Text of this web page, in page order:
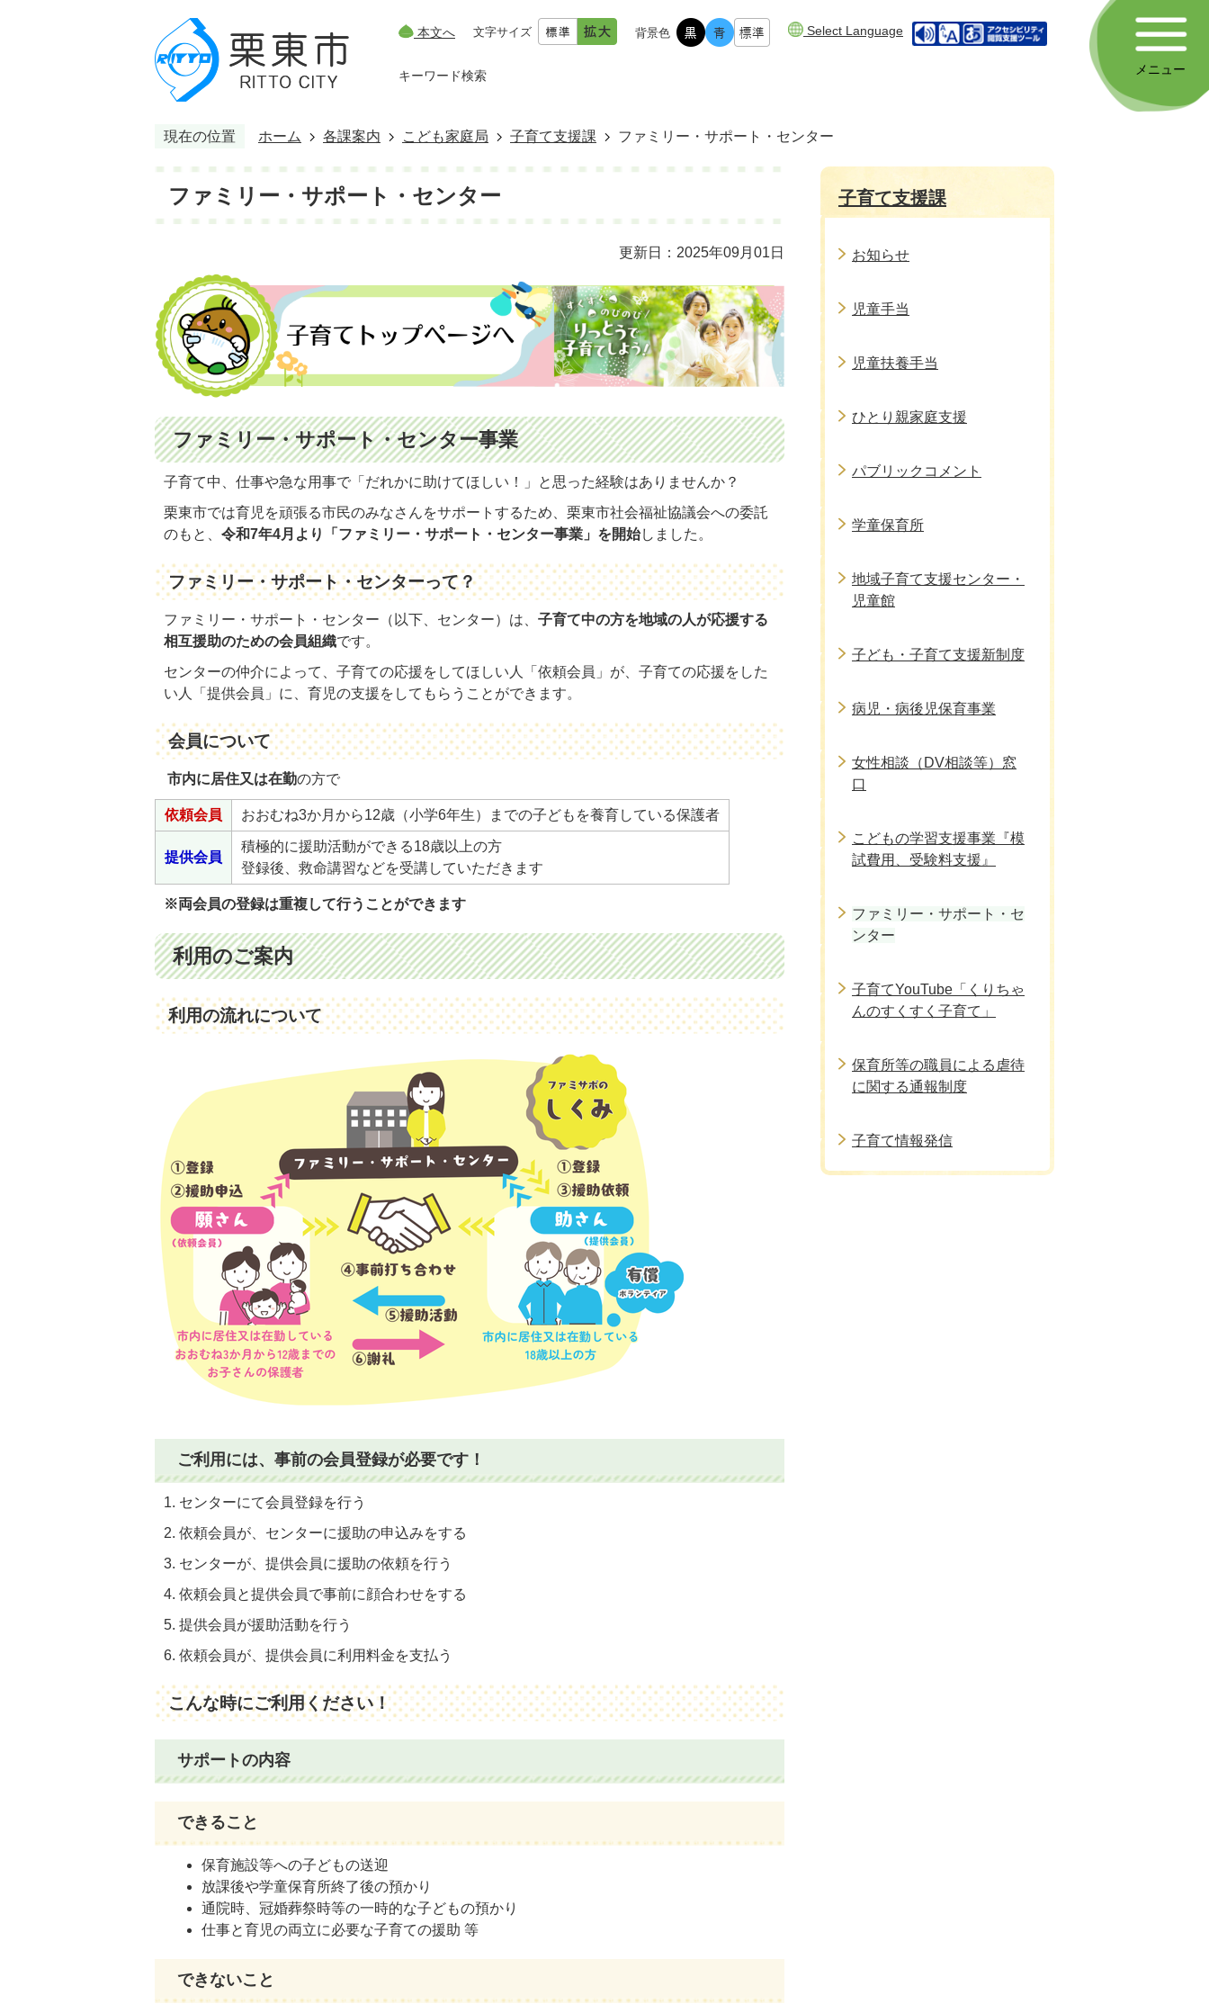
本文へ 文字サイズ 背景色 Select Language
キーワード検索 メニュー
現在の位置 ホーム 各課案内 こども家庭局 子育て支援課 ファミリー・サポート・センター
ファミリー・サポート・センター
更新日：2025年09月01日
ファミリー・サポート・センター事業
子育て中、仕事や急な用事で「だれかに助けてほしい！」と思った経験はありませんか？
栗東市では育児を頑張る市民のみなさんをサポートするため、栗東市社会福祉協議会への委託
のもと、 令和7年4月より「ファミリー・サポート・センター事業」を開始しました。
ファミリー・サポート・センターって？
ファミリー・サポート・センター（以下、センター）は、 子育て中の方を地域の人が応援する
相互援助のための会員組織です。
センターの仲介によって、子育ての応援をしてほしい人「依頼会員」が、子育ての応援をした
い人「提供会員」に、育児の支援をしてもらうことができます。
会員について
市内に居住又は在勤の方で
依頼会員 おおむね3か月から12歳（小学6年生）までの子どもを養育している保護者
提供会員
積極的に援助活動ができる18歳以上の方
登録後、救命講習などを受講していただきます
※両会員の登録は重複して行うことができます
利用のご案内
利用の流れについて
ご利用には、事前の会員登録が必要です！
1. センターにて会員登録を行う
2. 依頼会員が、センターに援助の申込みをする
3. センターが、提供会員に援助の依頼を行う
4. 依頼会員と提供会員で事前に顔合わせをする
5. 提供会員が援助活動を行う
6. 依頼会員が、提供会員に利用料金を支払う
こんな時にご利用ください！
サポートの内容
できること
保育施設等への子どもの送迎
放課後や学童保育所終了後の預かり
通院時、冠婚葬祭時等の一時的な子どもの預かり
仕事と育児の両立に必要な子育ての援助 等
できないこと
子育て支援課
お知らせ
児童手当
児童扶養手当
ひとり親家庭支援
パブリックコメント
学童保育所
地域子育て支援センター・
児童館
子ども・子育て支援新制度
病児・病後児保育事業
女性相談（DV相談等）窓
口
こどもの学習支援事業『模
試費用、受験料支援』
ファミリー・サポート・セ
ンター
子育てYouTube「くりちゃ
んのすくすく子育て」
保育所等の職員による虐待
に関する通報制度
子育て情報発信